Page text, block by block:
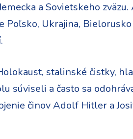
a Sovietskeho
Poľsko, Ukrajina,
stalinské čistky,
súviseli a často sa
činov Adolf Hitler a